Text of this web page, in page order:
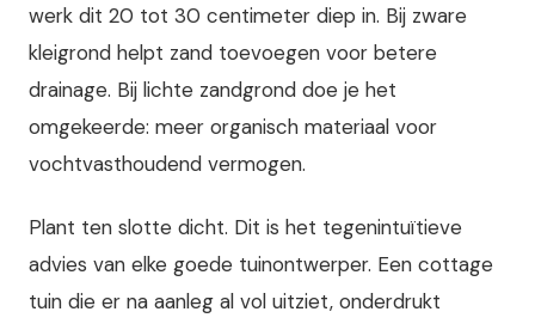
werk dit 20 tot 30 centimeter diep in. Bij zware
kleigrond helpt zand toevoegen voor betere
drainage. Bij lichte zandgrond doe je het
omgekeerde: meer organisch materiaal voor
vochtvasthoudend vermogen.
Plant ten slotte dicht. Dit is het tegenintuïtieve
advies van elke goede tuinontwerper. Een cottage
tuin die er na aanleg al vol uitziet, onderdrukt